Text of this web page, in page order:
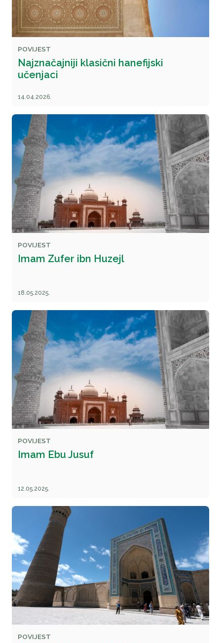
POVIJEST
Najznačajniji klasični hanefijski
učenjaci
14.04.2026.
POVIJEST
Imam Zufer ibn Huzejl
18.05.2025.
POVIJEST
Imam Ebu Jusuf
12.05.2025.
POVIJEST